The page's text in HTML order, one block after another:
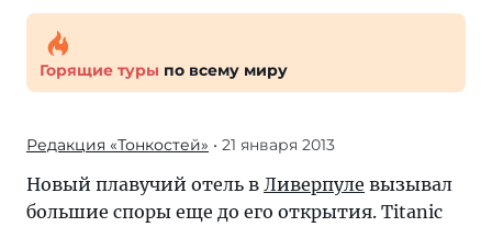
Горящие туры по всему миру
Редакция «Тонкостей» • 21 января 2013
Новый плавучий отель в Ливерпуле вызывал
большие споры еще до его открытия. Titanic